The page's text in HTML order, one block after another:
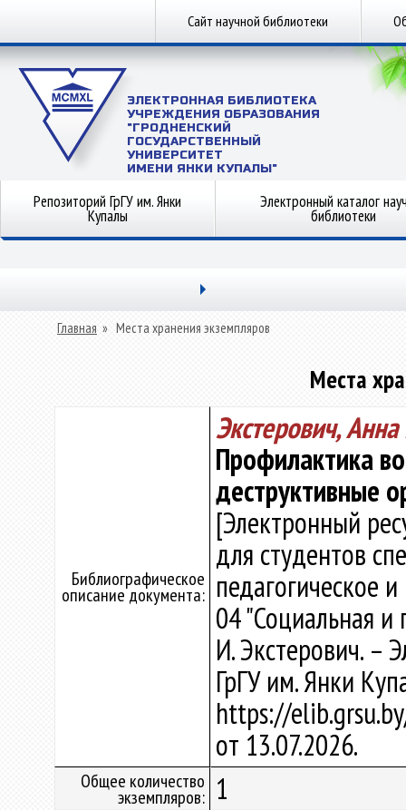
Сайт научной библиотеки
ЭЛЕКТРОННАЯ БИБЛИОТЕКА
УЧРЕЖДЕНИЯ ОБРАЗОВАНИЯ
"ГРОДНЕНСКИЙ
ГОСУДАРСТВЕННЫЙ
УНИВЕРСИТЕТ
ИМЕНИ ЯНКИ КУПАЛЫ"
Репозиторий ГрГУ им. Янки
Купалы
Электронный каталог
библиотеки
Главная » Места хранения экземпляров
Места
Библиографическое
описание документа:
Экстерович,
Профилактика
деструктивные
[Электронный
для студентов
педагогическое
04 "Социальная и
И. Экстерович. –
ГрГУ им. Янки
https://
от 13.07.2026.
Общее количество
экземпляров: 1